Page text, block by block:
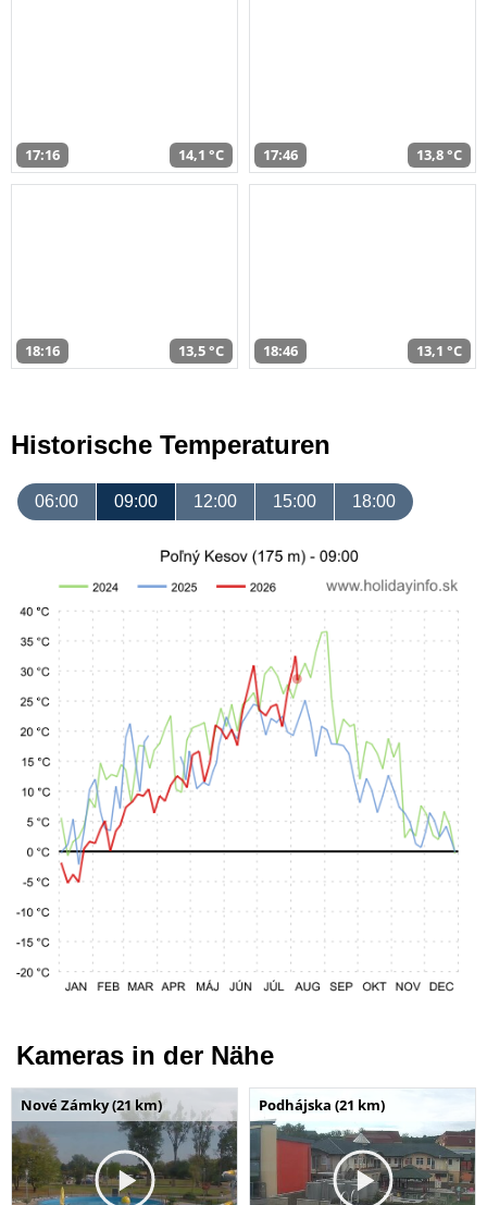
17:16 14,1 °C 17:46 13,8 °C
18:16 13,5 °C 18:46 13,1 °C
Historische Temperaturen
06:00 09:00 12:00 15:00 18:00
Kameras in der Nähe
Nové Zámky (21 km) Podhájska (21 km)